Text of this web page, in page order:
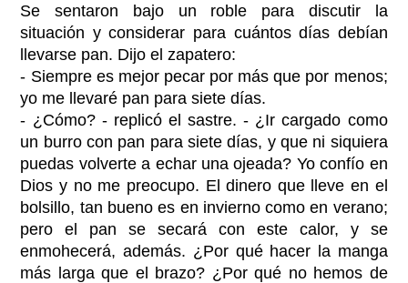
Se sentaron bajo un roble para discutir la
situación y considerar para cuántos días debían
llevarse pan. Dijo el zapatero:
- Siempre es mejor pecar por más que por menos;
yo me llevaré pan para siete días.
- ¿Cómo? - replicó el sastre. - ¿Ir cargado como
un burro con pan para siete días, y que ni siquiera
puedas volverte a echar una ojeada? Yo confío en
Dios y no me preocupo. El dinero que lleve en el
bolsillo, tan bueno es en invierno como en verano;
pero el pan se secará con este calor, y se
enmohecerá, además. ¿Por qué hacer la manga
más larga que el brazo? ¿Por qué no hemos de